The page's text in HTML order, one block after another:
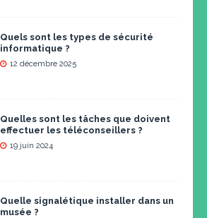
Quels sont les types de sécurité
informatique ?
12 décembre 2025
Quelles sont les tâches que doivent
effectuer les téléconseillers ?
19 juin 2024
Quelle signalétique installer dans un
musée ?